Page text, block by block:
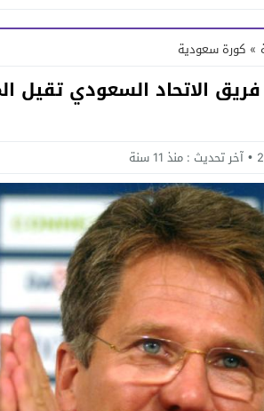
» كورة سعودية
الاتحاد السعودي تقيل
آخر تحديث : منذ 11 سنة